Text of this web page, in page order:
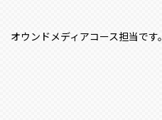
オウンドメディアコース担当です。